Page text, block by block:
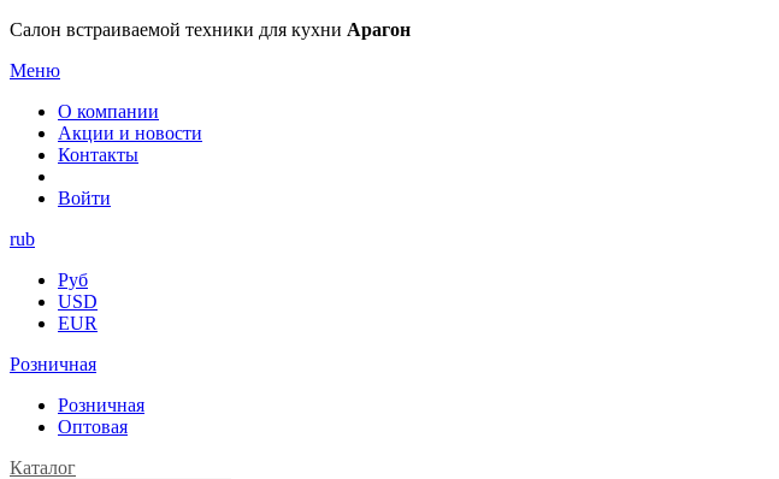
Салон встраиваемой техники для кухни Арагон
Меню
О компании
Акции и новости
Контакты
Войти
rub
Руб
USD
EUR
Розничная
Розничная
Оптовая
Каталог